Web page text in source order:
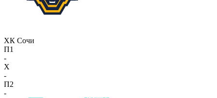
ХК Сочи
П1
-
X
-
П2
-